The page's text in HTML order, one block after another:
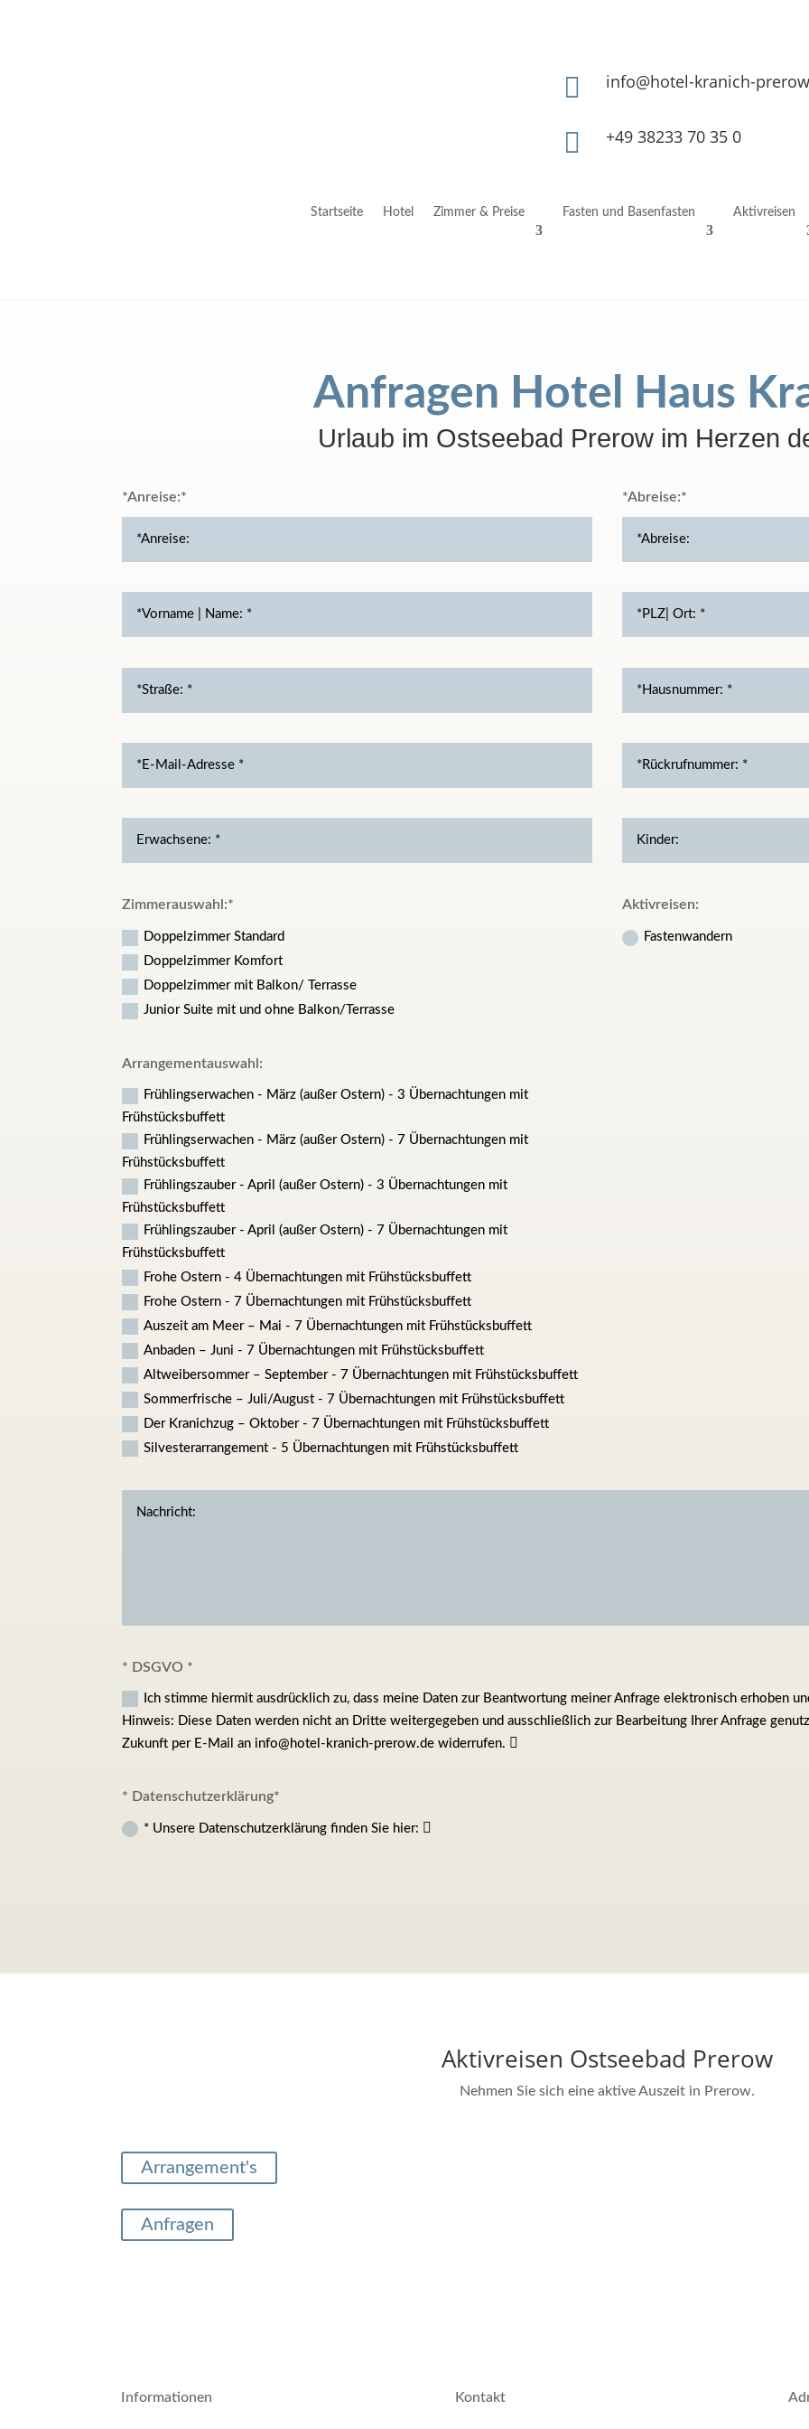
 info@hotel-kranich-
 +49 38233 70 35 0
Startseite Hotel Zimmer & Preise Fasten und Basenfasten Aktivreisen
Anfragen Hotel Haus
Urlaub im Ostseebad Prerow im Herzen
*Anreise: *Abreise:
Zimmerauswahl:
Doppelzimmer Standard
Doppelzimmer Komfort
Doppelzimmer mit Balkon/ Terrasse
Junior Suite mit und ohne Balkon/Terrasse
Aktivreisen:
Fastenwandern
Arrangementauswahl:
Frühlingserwachen - März (außer Ostern) - 3 Übernachtungen mit
Frühstücksbuffett
Frühlingserwachen - März (außer Ostern) - 7 Übernachtungen mit
Frühstücksbuffett
Frühlingszauber - April (außer Ostern) - 3 Übernachtungen mit
Frühstücksbuffett
Frühlingszauber - April (außer Ostern) - 7 Übernachtungen mit
Frühstücksbuffett
Frohe Ostern - 4 Übernachtungen mit Frühstücksbuffett
Frohe Ostern - 7 Übernachtungen mit Frühstücksbuffett
Auszeit am Meer – Mai - 7 Übernachtungen mit Frühstücksbuffett
Anbaden – Juni - 7 Übernachtungen mit Frühstücksbuffett
Altweibersommer – September - 7 Übernachtungen mit Frühstücksbuffett
Sommerfrische – Juli/August - 7 Übernachtungen mit Frühstücksbuffett
Der Kranichzug – Oktober - 7 Übernachtungen mit Frühstücksbuffett
Silvesterarrangement - 5 Übernachtungen mit Frühstücksbuffett
* DSGVO
Ich stimme hiermit ausdrücklich zu, dass meine Daten zur Beantwortung meiner Anfrage elektronisch erhoben
Hinweis: Diese Daten werden nicht an Dritte weitergegeben und ausschließlich zur Bearbeitung Ihrer Anfrage
Zukunft per E-Mail an info@hotel-kranich-prerow.de widerrufen.
* Datenschutzerklärung
* Unsere Datenschutzerklärung finden Sie hier:
Aktivreisen Ostseebad Prerow
Nehmen Sie sich eine aktive Auszeit in Prerow.
Arrangement's
Anfragen
Informationen Kontakt